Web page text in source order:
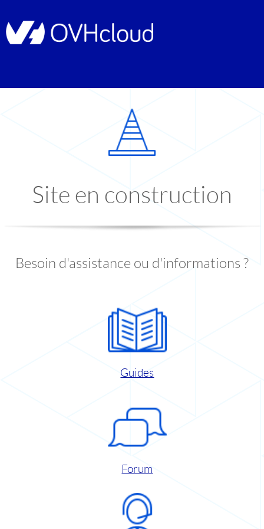
Site en construction
Besoin d'assistance ou d'informations ?
Guides
Forum